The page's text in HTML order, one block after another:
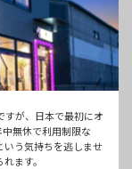
すが、日本で最初にオ
無休で利用制限な
う気持ちを逃しませ
ます。